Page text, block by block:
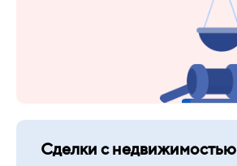
Сделки с недвижимостью